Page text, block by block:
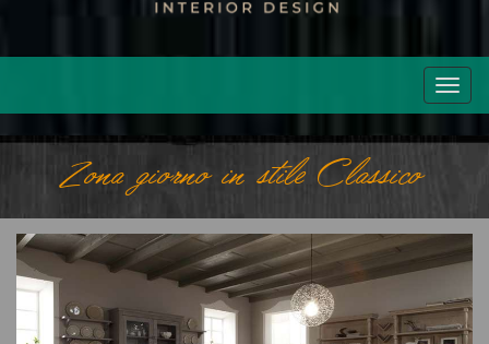
Zona giorno in stile Classico